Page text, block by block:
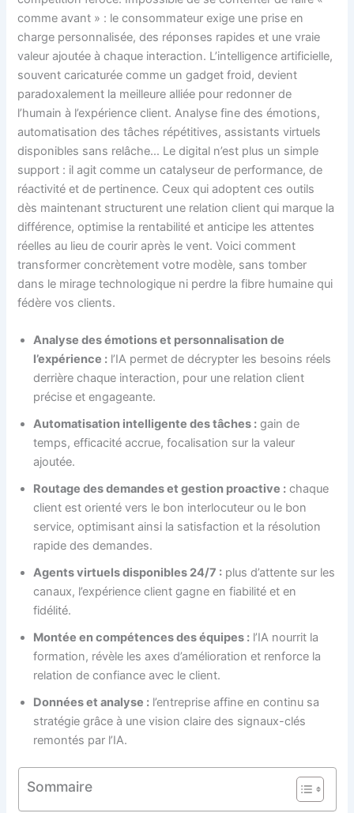
comme avant » : le consommateur exige une prise en
charge personnalisée, des réponses rapides et une vraie
valeur ajoutée à chaque interaction. L’intelligence artificielle,
souvent caricaturée comme un gadget froid, devient
paradoxalement la meilleure alliée pour redonner de
l’humain à l’expérience client. Analyse fine des émotions,
automatisation des tâches répétitives, assistants virtuels
disponibles sans relâche… Le digital n’est plus un simple
support : il agit comme un catalyseur de performance, de
réactivité et de pertinence. Ceux qui adoptent ces outils
dès maintenant structurent une relation client qui marque la
différence, optimise la rentabilité et anticipe les attentes
réelles au lieu de courir après le vent. Voici comment
transformer concrètement votre modèle, sans tomber
dans le mirage technologique ni perdre la fibre humaine qui
fédère vos clients.
Analyse des émotions et personnalisation de
l’expérience : l’IA permet de décrypter les besoins réels
derrière chaque interaction, pour une relation client
précise et engageante.
Automatisation intelligente des tâches : gain de
temps, efficacité accrue, focalisation sur la valeur
ajoutée.
Routage des demandes et gestion proactive : chaque
client est orienté vers le bon interlocuteur ou le bon
service, optimisant ainsi la satisfaction et la résolution
rapide des demandes.
Agents virtuels disponibles 24/7 : plus d’attente sur les
canaux, l’expérience client gagne en fiabilité et en
fidélité.
Montée en compétences des équipes : l’IA nourrit la
formation, révèle les axes d’amélioration et renforce la
relation de confiance avec le client.
Données et analyse : l’entreprise affine en continu sa
stratégie grâce à une vision claire des signaux-clés
remontés par l’IA.
Sommaire